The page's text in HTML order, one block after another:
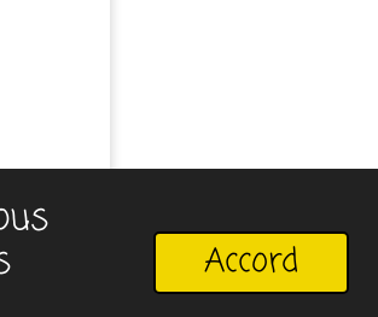
Accord